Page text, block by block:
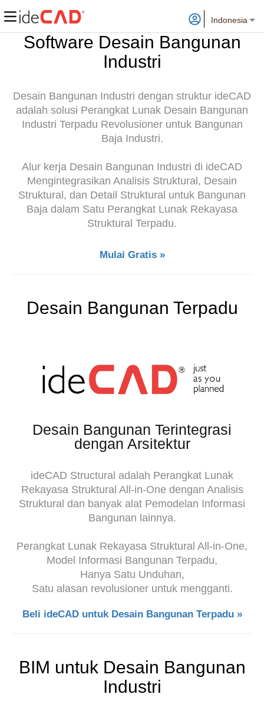
Indonesia
Software Desain Bangunan
Industri
Desain Bangunan Industri dengan struktur ideCAD
adalah solusi Perangkat Lunak Desain Bangunan
Industri Terpadu Revolusioner untuk Bangunan
Baja Industri.
Alur kerja Desain Bangunan Industri di ideCAD
Mengintegrasikan Analisis Struktural, Desain
Struktural, dan Detail Struktural untuk Bangunan
Baja dalam Satu Perangkat Lunak Rekayasa
Struktural Terpadu.
Mulai Gratis »
Desain Bangunan Terpadu
Desain Bangunan Terintegrasi
dengan Arsitektur
ideCAD Structural adalah Perangkat Lunak
Rekayasa Struktural All-in-One dengan Analisis
Struktural dan banyak alat Pemodelan Informasi
Bangunan lainnya.
Perangkat Lunak Rekayasa Struktural All-in-One,
Model Informasi Bangunan Terpadu,
Hanya Satu Unduhan,
Satu alasan revolusioner untuk mengganti.
Beli ideCAD untuk Desain Bangunan Terpadu »
BIM untuk Desain Bangunan
Industri